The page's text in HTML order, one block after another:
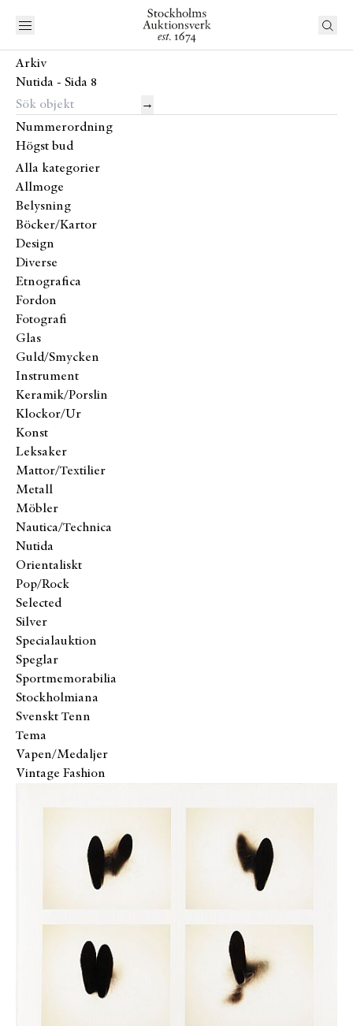
Arkiv
Nutida - Sida 8
→
Nummerordning
Högst bud
Alla kategorier
Allmoge
Belysning
Böcker/Kartor
Design
Diverse
Etnografica
Fordon
Fotografi
Glas
Guld/Smycken
Instrument
Keramik/Porslin
Klockor/Ur
Konst
Leksaker
Mattor/Textilier
Metall
Möbler
Nautica/Technica
Nutida
Orientaliskt
Pop/Rock
Selected
Silver
Specialauktion
Speglar
Sportmemorabilia
Stockholmiana
Svenskt Tenn
Tema
Vapen/Medaljer
Vintage Fashion